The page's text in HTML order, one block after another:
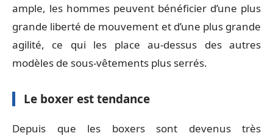
ample, les hommes peuvent bénéficier d’une plus
grande liberté de mouvement et d’une plus grande
agilité, ce qui les place au-dessus des autres
modèles de sous-vêtements plus serrés.
Le boxer est tendance
Depuis que les boxers sont devenus très